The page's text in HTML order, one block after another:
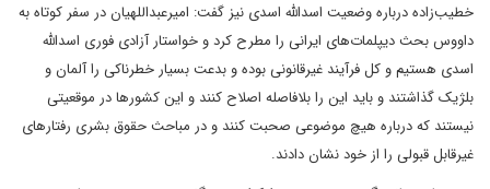
خطیب‌زاده درباره وضعیت اسدالله اسدی نیز گفت: امیرعبداللهیان در سفر کوتاه به
داووس بحث دیپلمات‌های ایرانی را مطرح کرد و خواستار آزادی فوری اسدالله
اسدی هستیم و کل فرآیند غیرقانونی بوده و بدعت بسیار خطرناکی را آلمان و
بلژیک گذاشتند و باید این را بلافاصله اصلاح کنند و این‌ کشورها در موقعیتی
نیستند که درباره هیچ موضوعی صحبت کنند و در مباحث حقوق بشری رفتارهای
غیرقابل قبولی را از خود نشان دادند.